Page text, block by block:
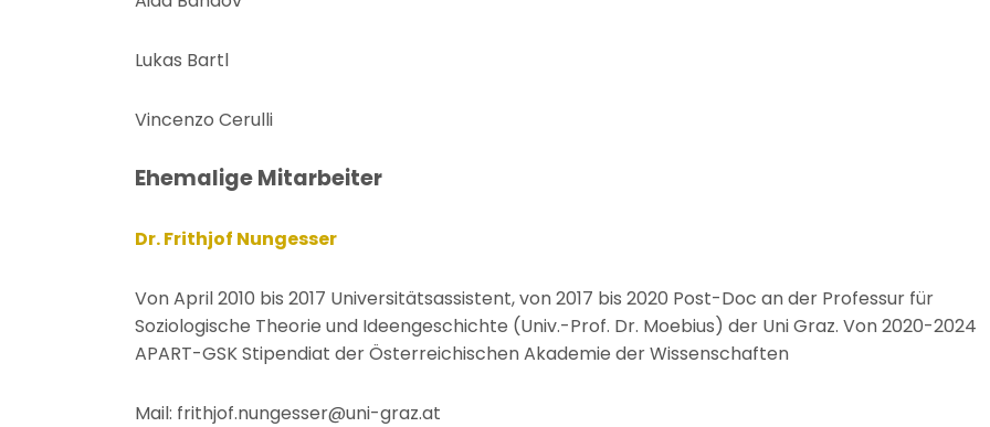
Lukas Bartl
Vincenzo Cerulli
Ehemalige Mitarbeiter
Dr. Frithjof Nungesser
Von April 2010 bis 2017 Universitätsassistent, von 2017 bis 2020 Post-Doc an der Professur für
Soziologische Theorie und Ideengeschichte (Univ.-Prof. Dr. Moebius) der Uni Graz. Von 2020-2024
APART-GSK Stipendiat der Österreichischen Akademie der Wissenschaften
Mail: frithjof.nungesser@uni-graz.at